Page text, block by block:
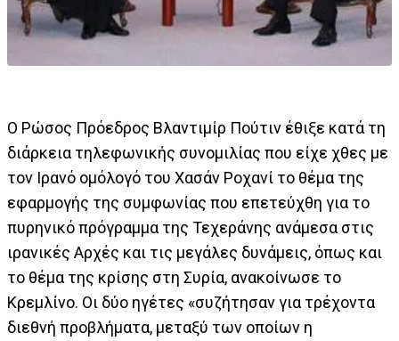
Ο Ρώσος Πρόεδρος Βλαντιμίρ Πούτιν έθιξε κατά τη
διάρκεια τηλεφωνικής συνομιλίας που είχε χθες με
τον Ιρανό ομόλογό του Χασάν Ροχανί το θέμα της
εφαρμογής της συμφωνίας που επετεύχθη για το
πυρηνικό πρόγραμμα της Τεχεράνης ανάμεσα στις
ιρανικές Αρχές και τις μεγάλες δυνάμεις, όπως και
το θέμα της κρίσης στη Συρία, ανακοίνωσε το
Κρεμλίνο. Οι δύο ηγέτες «συζήτησαν για τρέχοντα
διεθνή προβλήματα, μεταξύ των οποίων η